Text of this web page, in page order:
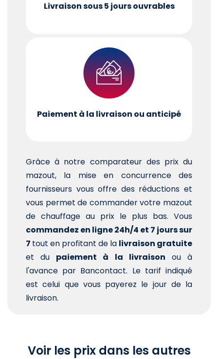
Livraison sous 5 jours ouvrables
Paiement à la livraison ou anticipé
Grâce à notre comparateur des prix du
mazout, la mise en concurrence des
fournisseurs vous offre des réductions et
vous permet de commander votre mazout
de chauffage au prix le plus bas. Vous
commandez en ligne 24h/4 et 7 jours sur
7 tout en profitant de la livraison gratuite
et du paiement à la livraison ou à
l'avance par Bancontact. Le tarif indiqué
est celui que vous payerez le jour de la
livraison.
Voir les prix dans les autres